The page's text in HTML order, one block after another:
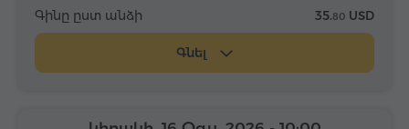
Գինը ըստ անձի 35.80 USD
Գնել